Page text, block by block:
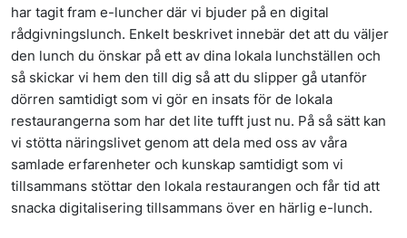
har tagit fram e-luncher där vi bjuder på en digital
rådgivningslunch. Enkelt beskrivet innebär det att du väljer
den lunch du önskar på ett av dina lokala lunchställen och
så skickar vi hem den till dig så att du slipper gå utanför
dörren samtidigt som vi gör en insats för de lokala
restaurangerna som har det lite tufft just nu. På så sätt kan
vi stötta näringslivet genom att dela med oss av våra
samlade erfarenheter och kunskap samtidigt som vi
tillsammans stöttar den lokala restaurangen och får tid att
snacka digitalisering tillsammans över en härlig e-lunch.